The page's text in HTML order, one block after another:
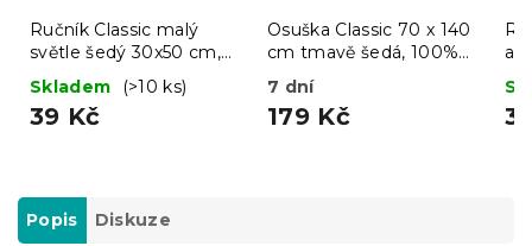
Ručník Classic malý
světle šedý 30x50 cm,
100% bavlna
Skladem (>10 ks)
39 Kč
Osuška Classic 70 x 140
cm tmavě šedá, 100%
bavlna
7 dní
179 Kč
Popis Diskuze